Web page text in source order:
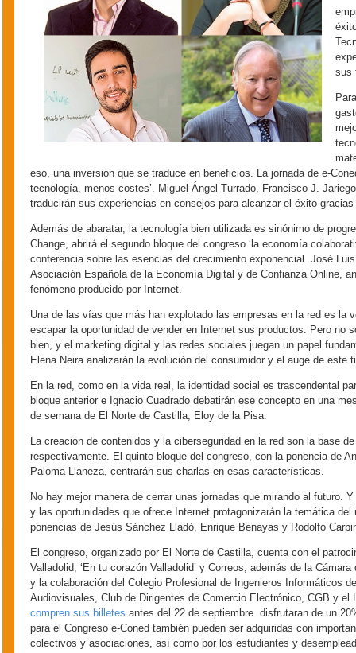
sus
eso, una inversión que se traduce en beneficios. La jornada de e-
tecnología, menos costes’. Miguel Ángel Turrado, Francisco J.
traducirán sus experiencias en consejos para alcanzar el éxito
Además de abaratar, la tecnología bien utilizada es sinónimo de
Change, abrirá el segundo bloque del congreso ‘la economía
conferencia sobre las esencias del crecimiento exponencial. José
Asociación Española de la Economía Digital y de Confianza Online,
fenómeno producido por Internet.
Una de las vías que más han explotado las empresas en la red es la
escapar la oportunidad de vender en Internet sus productos. Pero no
bien, y el marketing digital y las redes sociales juegan un papel
Elena Neira analizarán la evolución del consumidor y el auge de este
En la red, como en la vida real, la identidad social es trascendental
bloque anterior e Ignacio Cuadrado debatirán ese concepto en una
de semana de El Norte de Castilla, Eloy de la Pisa.
La creación de contenidos y la ciberseguridad en la red son la base
respectivamente. El quinto bloque del congreso, con la ponencia de
Paloma Llaneza, centrarán sus charlas en esas características.
No hay mejor manera de cerrar unas jornadas que mirando al futuro.
y las oportunidades que ofrece Internet protagonizarán la temática
ponencias de Jesús Sánchez Lladó, Enrique Benayas y Rodolfo
El congreso, organizado por El Norte de Castilla, cuenta con el
Valladolid, ‘En tu corazón Valladolid’ y Correos, además de la Cámara
y la colaboración del Colegio Profesional de Ingenieros Informáticos
Audiovisuales, Club de Dirigentes de Comercio Electrónico, CGB y el
compren sus billetes antes del 22 de septiembre disfrutaran de un
para el Congreso e-Coned también pueden ser adquiridas con
colectivos y asociaciones, así como por los estudiantes y